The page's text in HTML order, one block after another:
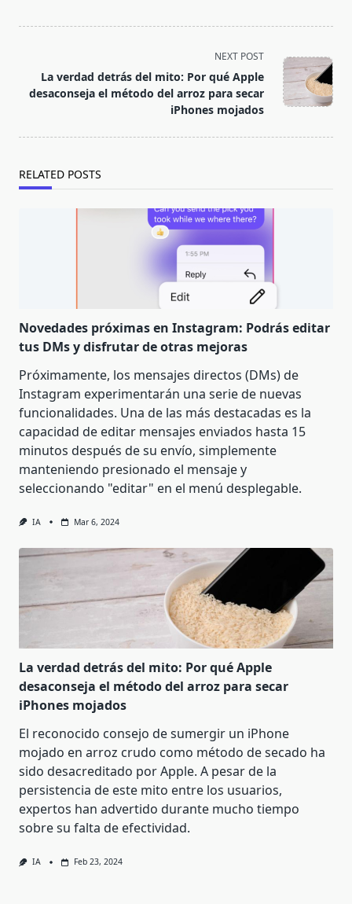
class="nav-
subtitle
NEXT POST
La verdad detrás del mito: Por qué Apple
desaconseja el método del arroz para secar
iPhones mojados
RELATED POSTS
Novedades próximas en Instagram: Podrás editar
tus DMs y disfrutar de otras mejoras
Próximamente, los mensajes directos (DMs) de
Instagram experimentarán una serie de nuevas
funcionalidades. Una de las más destacadas es la
capacidad de editar mensajes enviados hasta 15
minutos después de su envío, simplemente
manteniendo presionado el mensaje y
seleccionando "editar" en el menú desplegable.
IA Mar 6, 2024
La verdad detrás del mito: Por qué Apple
desaconseja el método del arroz para secar
iPhones mojados
El reconocido consejo de sumergir un iPhone
mojado en arroz crudo como método de secado ha
sido desacreditado por Apple. A pesar de la
persistencia de este mito entre los usuarios,
expertos han advertido durante mucho tiempo
sobre su falta de efectividad.
IA Feb 23, 2024